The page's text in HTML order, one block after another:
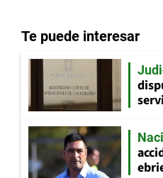
Te puede interesar